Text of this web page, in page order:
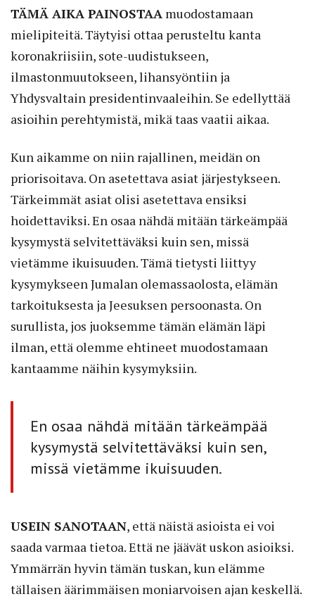
TÄMÄ AIKA PAINOSTAA muodostamaan
mielipiteitä. Täytyisi ottaa perusteltu kanta
koronakriisiin, sote-uudistukseen,
ilmastonmuutokseen, lihansyöntiin ja
Yhdysvaltain presidentinvaaleihin. Se edellyttää
asioihin perehtymistä, mikä taas vaatii aikaa.
Kun aikamme on niin rajallinen, meidän on
priorisoitava. On asetettava asiat järjestykseen.
Tärkeimmät asiat olisi asetettava ensiksi
hoidettaviksi. En osaa nähdä mitään tärkeämpää
kysymystä selvitettäväksi kuin sen, missä
vietämme ikuisuuden. Tämä tietysti liittyy
kysymykseen Jumalan olemassaolosta, elämän
tarkoituksesta ja Jeesuksen persoonasta. On
surullista, jos juoksemme tämän elämän läpi
ilman, että olemme ehtineet muodostamaan
kantaamme näihin kysymyksiin.
En osaa nähdä mitään tärkeämpää
kysymystä selvitettäväksi kuin sen,
missä vietämme ikuisuuden.
USEIN SANOTAAN, että näistä asioista ei voi
saada varmaa tietoa. Että ne jäävät uskon asioiksi.
Ymmärrän hyvin tämän tuskan, kun elämme
tällaisen äärimmäisen moniarvoisen ajan keskellä.